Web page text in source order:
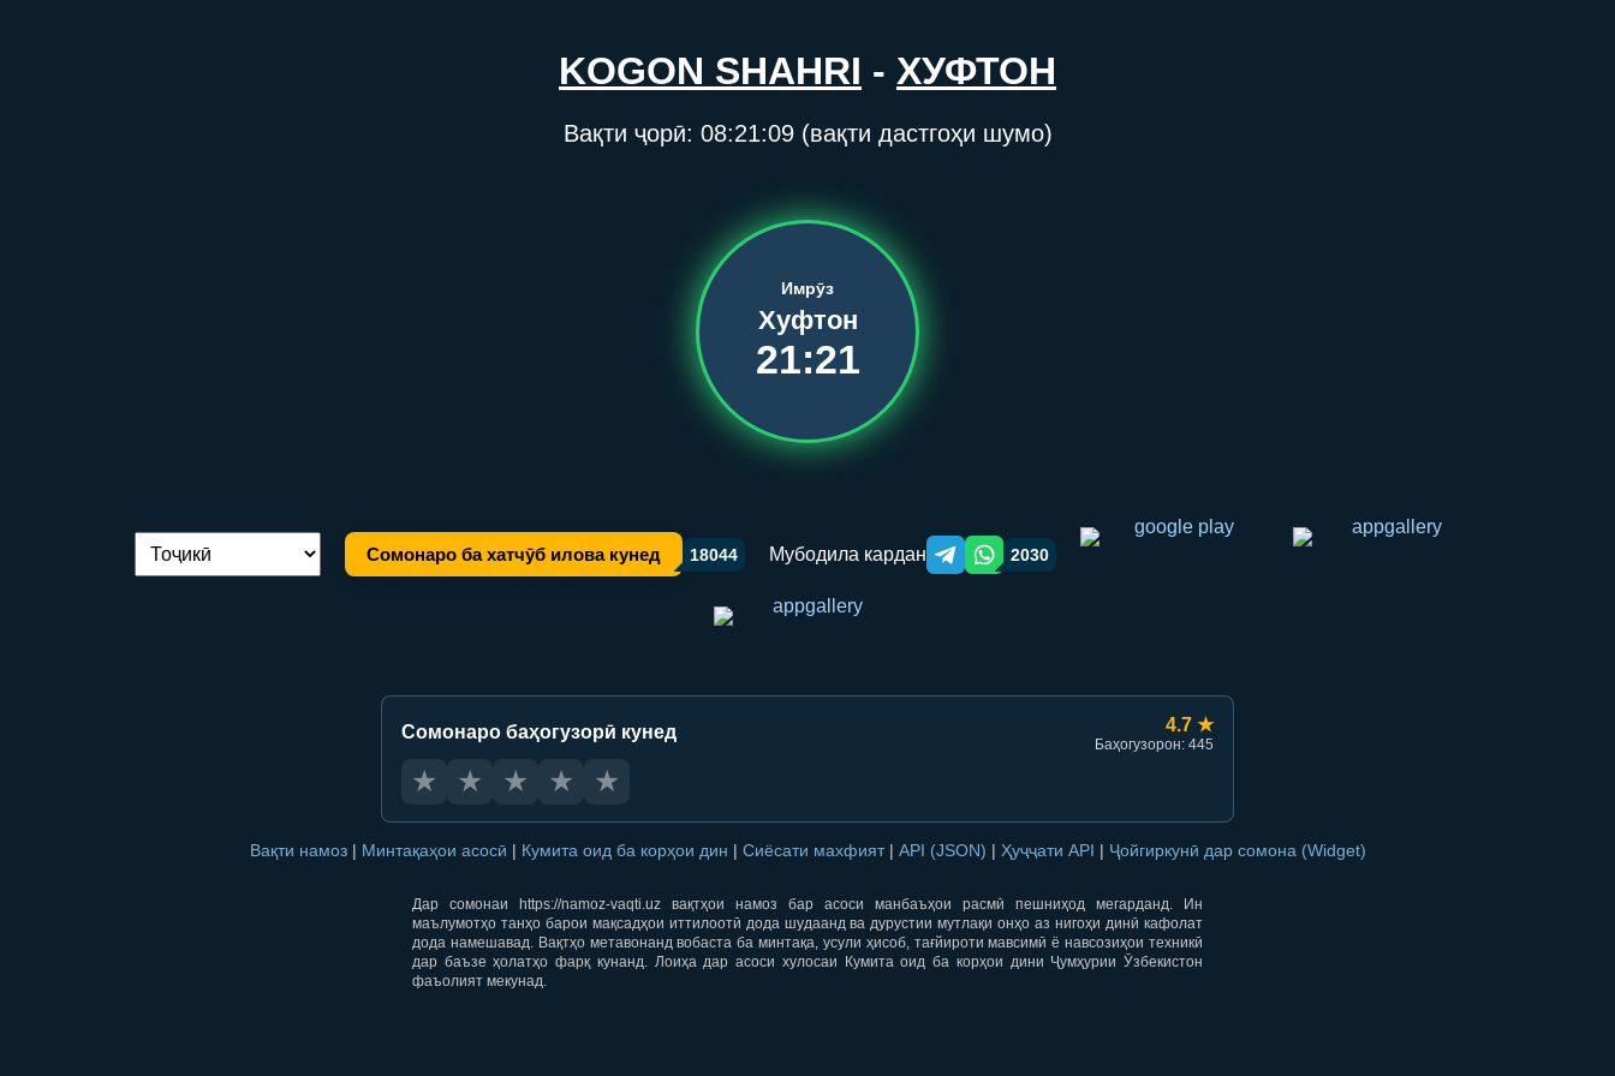
KOGON SHAHRI - ХУФТОН
Вақти ҷорӣ: 08:21:10(вақти дастгоҳи шумо)
Имрӯз
Хуфтон
21:21
Иваз кардани забон: Сомонаро ба хатчӯб илова кунед 18044 Мубодила кардан Telegram orqali ulashish
WhatsApp orqali ulashish
2030
Сомонаро баҳогузорӣ кунед 4.7 ★
Баҳогузорон: 445
★ ★ ★ ★ ★
Вақти намоз | Минтақаҳои асосӣ | Кумита оид ба корҳои дин | Сиёсати махфият | API (JSON) | Ҳуҷҷати API | Ҷойгиркунӣ дар сомона (Widget)
Дар сомонаи https://namoz-vaqti.uz вақтҳои намоз бар асоси манбаъҳои расмӣ пешниҳод мегарданд. Ин
маълумотҳо танҳо барои мақсадҳои иттилоотӣ дода шудаанд ва дурустии мутлақи онҳо аз нигоҳи динӣ кафолат
дода намешавад. Вақтҳо метавонанд вобаста ба минтақа, усули ҳисоб, тағйироти мавсимӣ ё навсозиҳои техникӣ
дар баъзе ҳолатҳо фарқ кунанд. Лоиҳа дар асоси хулосаи Кумита оид ба корҳои дини Ҷумҳурии Ӯзбекистон
фаъолият мекунад.